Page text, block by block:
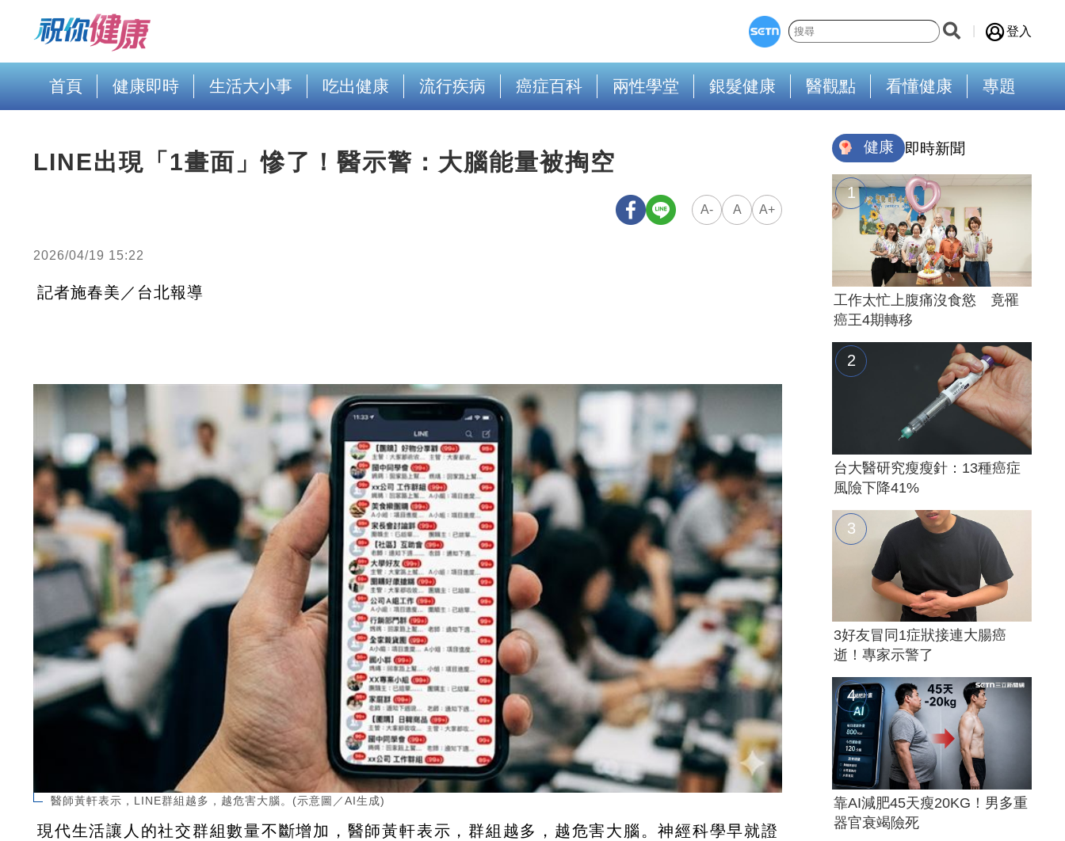
登入
首頁 健康即時 生活大小事 吃出健康 流行疾病 癌症百科 兩性學堂 銀髮健康 醫觀點 看懂健康 專題
LINE出現「1畫面」慘了！醫示警：大腦能量被掏空
A- A A+
2026/04/19 15:22
記者施春美／台北報導
醫師黃軒表示，LINE群組越多，越危害大腦。(示意圖／AI生成)
現代生活讓人的社交群組數量不斷增加，醫師黃軒表示，群組越多，越危害大腦。神經科學早就證
健康 即時新聞
工作太忙上腹痛沒食慾 竟罹
癌王4期轉移
台大醫研究瘦瘦針：13種癌症
風險下降41%
3好友冒同1症狀接連大腸癌
逝！專家示警了
靠AI減肥45天瘦20KG！男多重
器官衰竭險死